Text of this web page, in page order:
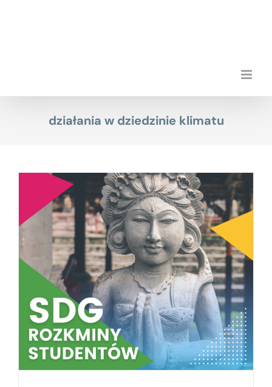
działania w dziedzinie klimatu